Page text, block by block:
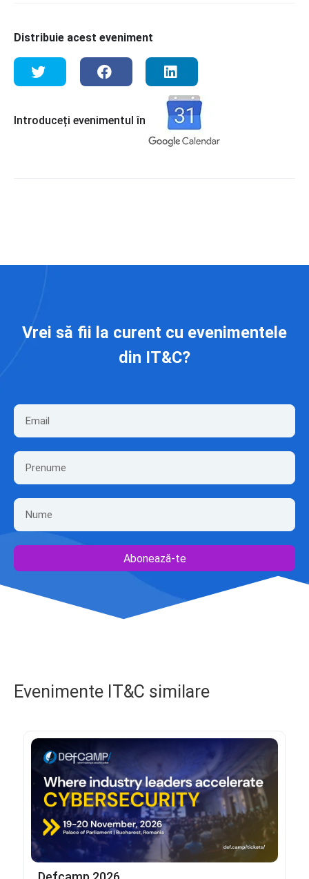
Distribuie acest eveniment
Introduceți evenimentul în
Vrei să fii la curent cu evenimentele
din IT&C?
Abonează-te
Evenimente IT&C similare